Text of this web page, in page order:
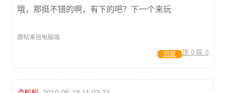
哦，那挺不错的啊，有下的吧？下一个来玩
跟帖来自电脑端
顶: 0 踩: 0
回复